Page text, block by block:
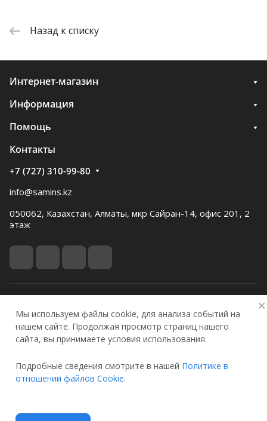
Назад к списку
Интернет-магазин
Информация
Помощь
Контакты
+7 (727) 310-99-80
info@samins.kz
050062, Казахстан, Алматы, мкр Сайран-14, офис 201, 2
этаж
Конфиденциальность
Оферта
Главная Каталог Избранные
Мы используем файлы cookie, для анализа событий на
нашем сайте. Продолжая просмотр страниц нашего
сайта, вы принимаете условия использования.
Подробные сведения смотрите в нашей Политике в
отношении файлов Cookie.